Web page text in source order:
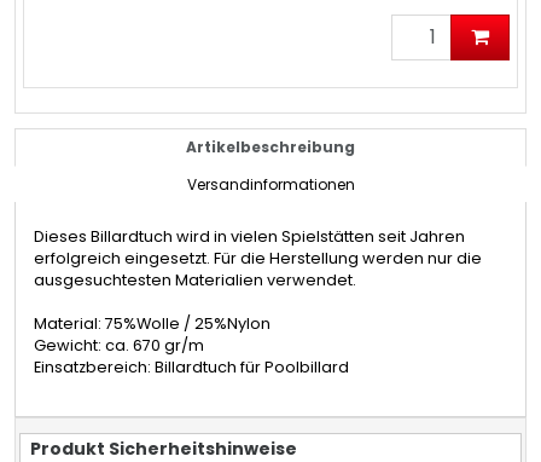
Artikelbeschreibung
Versandinformationen
Dieses Billardtuch wird in vielen Spielstätten seit Jahren
erfolgreich eingesetzt. Für die Herstellung werden nur die
ausgesuchtesten Materialien verwendet.
Material: 75%Wolle / 25%Nylon
Gewicht: ca. 670 gr/m
Einsatzbereich: Billardtuch für Poolbillard
Produkt Sicherheitshinweise